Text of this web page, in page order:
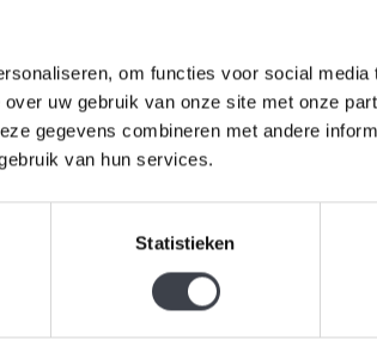
om functies voor social media
uw gebruik van onze site met onze
gegevens combineren met andere
van hun services.
Statistieken
ontwerp van Mats